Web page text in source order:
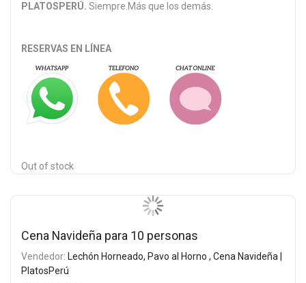
PLATOSPERÚ. Siempre.Más que los demás.
RESERVAS EN LÍNEA
Out of stock
Cena Navideña para 10 personas
Vendedor: Lechón Horneado, Pavo al Horno , Cena Navideña |
PlatosPerú